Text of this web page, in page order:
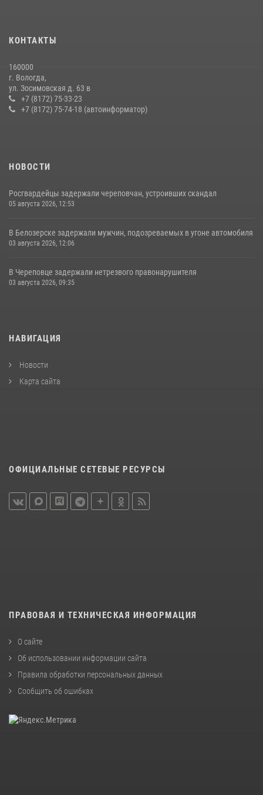
Росгвардии в Вологодской области
В Соколе росгвардейцы задержали двух нетрезвых мужчин,
угрожавших молодежи расправой
08 июля 2026, 07:52 1
КОНТАКТЫ
160000
г. Вологда,
ул. Зосимовская д. 63 в
+7 (8172) 75-33-23
+7 (8172) 75-74-18 (автоинформатор)
НОВОСТИ
Росгвардейцы задержали череповчан, устроивших скандал
05 августа 2026, 12:53
В Белозерске задержали мужчин, подозреваемых в угоне автомобиля
03 августа 2026, 12:06
В Череповце задержали нетрезвого правонарушителя
03 августа 2026, 09:35
НАВИГАЦИЯ
Новости
Карта сайта
ОФИЦИАЛЬНЫЕ СЕТЕВЫЕ РЕСУРСЫ
ПРАВОВАЯ И ТЕХНИЧЕСКАЯ ИНФОРМАЦИЯ
О сайте
Об использовании информации сайта
Правила обработки персональных данных
Сообщить об ошибках